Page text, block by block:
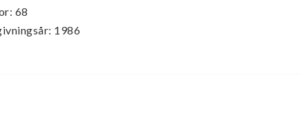
68
1986